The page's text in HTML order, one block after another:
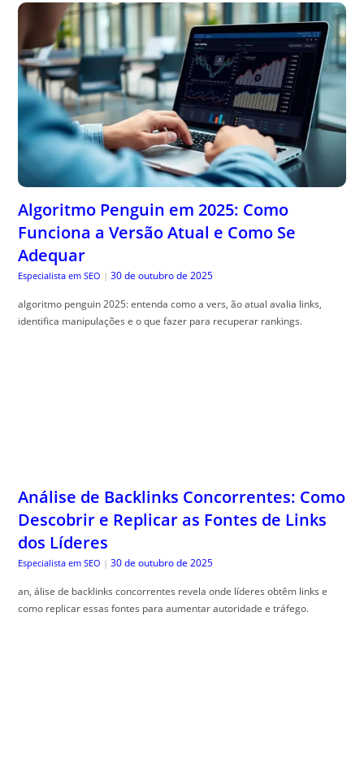
Algoritmo Penguin em 2025: Como
Funciona a Versão Atual e Como Se
Adequar
Especialista em SEO | 30 de outubro de 2025
algoritmo penguin 2025: entenda como a vers, ão atual avalia links,
identifica manipulações e o que fazer para recuperar rankings.
Análise de Backlinks Concorrentes: Como
Descobrir e Replicar as Fontes de Links
dos Líderes
Especialista em SEO | 30 de outubro de 2025
an, álise de backlinks concorrentes revela onde líderes obtêm links e
como replicar essas fontes para aumentar autoridade e tráfego.